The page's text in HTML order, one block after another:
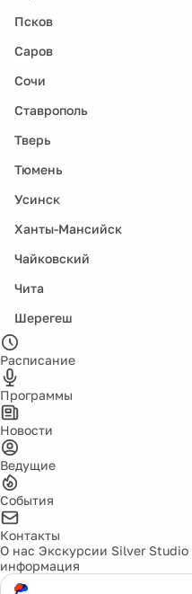
Псков
Саров
Сочи
Ставрополь
Тверь
Тюмень
Усинск
Ханты-Мансийск
Чайковский
Чита
Шерегеш
Расписание
Программы
Новости
Ведущие
События
Контакты
О нас Экскурсии Silver Studio
информация